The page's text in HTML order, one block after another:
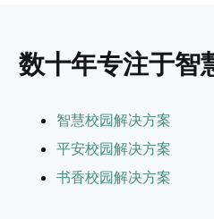
数十年专注于智
智慧校园解决方案
平安校园解决方案
书香校园解决方案